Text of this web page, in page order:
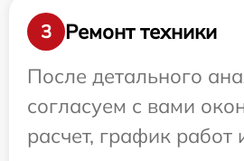
3
Ремонт техники
После детального
согласуем с вами
расчет, график работ